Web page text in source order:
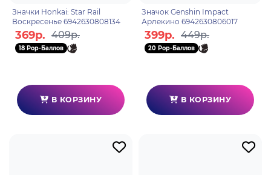
Значки Honkai: Star Rail
Воскресенье 6942630808134
369р. 409р.
18 Pop-Баллов
В КОРЗИНУ
Значок Genshin Impact
Арлекино 6942630806017
399р. 449р.
20 Pop-Баллов
В КОРЗИНУ